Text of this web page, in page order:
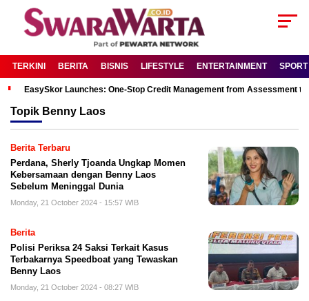
TERKINI BERITA BISNIS LIFESTYLE ENTERTAINMENT SPORT
EasySkor Launches: One-Stop Credit Management from Assessment
Topik Benny Laos
Berita Terbaru
Perdana, Sherly Tjoanda Ungkap Momen
Kebersamaan dengan Benny Laos
Sebelum Meninggal Dunia
Monday, 21 October 2024 - 15:57 WIB
Berita
Polisi Periksa 24 Saksi Terkait Kasus
Terbakarnya Speedboat yang Tewaskan
Benny Laos
Monday, 21 October 2024 - 08:27 WIB